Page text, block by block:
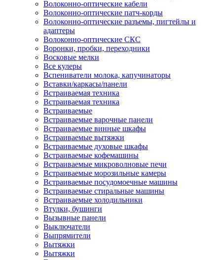
Волоконно-оптические кабели
Волоконно-оптические патч-корды
Волоконно-оптические разъемы, пигтейлы и
адаптеры
Волоконно-оптические СКС
Воронки, пробки, переходники
Восковые мелки
Все кулеры
Вспениватели молока, капучинаторы
Вставки/каркасы/панели
Встраиваемая техника
Встраиваемая техника
Встраиваемые
Встраиваемые варочные панели
Встраиваемые винные шкафы
Встраиваемые вытяжки
Встраиваемые духовые шкафы
Встраиваемые кофемашины
Встраиваемые микроволновые печи
Встраиваемые морозильные камеры
Встраиваемые посудомоечные машины
Встраиваемые стиральные машины
Встраиваемые холодильники
Втулки, бушинги
Вызывные панели
Выключатели
Выпрямители
Вытяжки
Вытяжки